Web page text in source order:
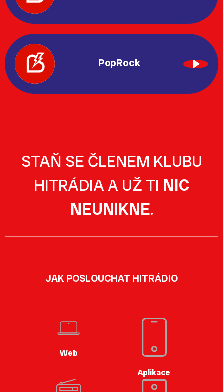
PopRock
STAŇ SE ČLENEM KLUBU
HITRÁDIA A UŽ TI NIC
NEUNIKNE.
JAK POSLOUCHAT HITRÁDIO
Web
Aplikace